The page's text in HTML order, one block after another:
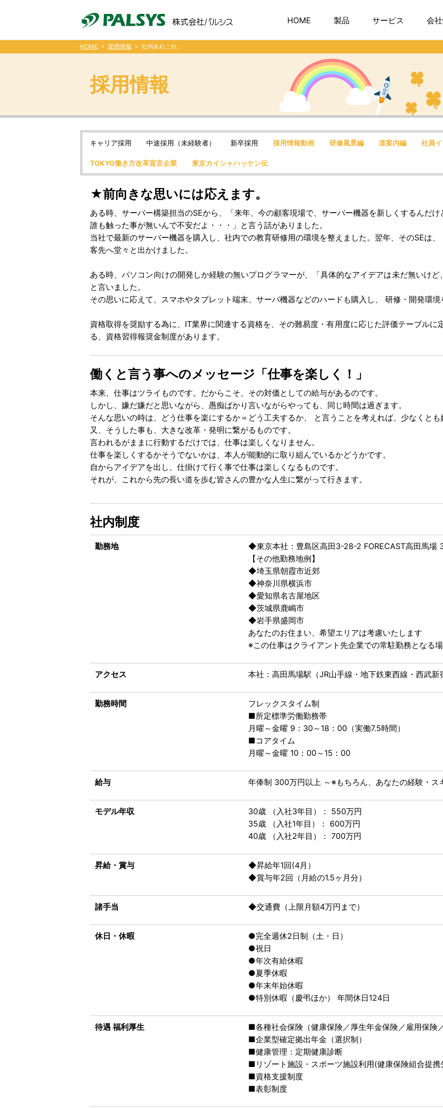
HOME 製品 サービス 会
HOME > 採用情報 > 社内あれこれ
採用情報
キャリア採用 中途採用（未経験者） 新卒採用 採用情報動画 研修風景編 道案内編 社員
TOKYO働き方改革宣言企業 東京カイシャハッケン伝
★前向きな思いには応えます。
ある時、サーバー構築担当のSEから、「来年、今の顧客現場で、サーバー機器を新しくするんだ
誰も触った事が無いんで不安だよ・・・」と言う話がありました。
当社で最新のサーバー機器を購入し、社内での教育研修用の環境を整えました。翌年、そのSEは
客先へ堂々と出かけました。
ある時、パソコン向けの開発しか経験の無いプログラマーが、「具体的なアイデアは未だ無いけど
と言いました。
その思いに応えて、スマホやタブレット端末、サーバ機器などのハードも購入し、 研修・開発環境
資格取得を奨励する為に、IT業界に関連する資格を、その難易度・有用度に応じた評価テーブルに
る、資格習得報奨金制度があります。
働くと言う事へのメッセージ「仕事を楽しく！」
本来、仕事はツライものです。だからこそ、その対価としての給与があるのです。
しかし、嫌だ嫌だと思いながら、愚痴ばかり言いながらやっても、同じ時間は過ぎます。
そんな思いの時は、どう仕事を楽にするか＝どう工夫するか、 と言うことを考えれば、少なくとも
又、そうした事も、大きな改革・発明に繋がるものです。
言われるがままに行動するだけでは、仕事は楽しくなりません。
仕事を楽しくするかそうでないかは、本人が能動的に取り組んでいるかどうかです。
自からアイデアを出し、仕掛けて行く事で仕事は楽しくなるものです。
それが、これから先の長い道を歩む皆さんの豊かな人生に繋がって行きます。
社内制度
勤務地
◆東京本社：豊島区高田3-28-2 FORECAST高田馬場
【その他勤務地例】
◆埼玉県朝霞市近郊
◆神奈川県横浜市
◆愛知県名古屋地区
◆茨城県鹿嶋市
◆岩手県盛岡市
あなたのお住まい、希望エリアは考慮いたします
※この仕事はクライアント先企業での常駐勤務となる場
アクセス 本社：高田馬場駅（JR山手線・地下鉄東西線・西武新
勤務時間
フレックスタイム制
■所定標準労働勤務帯
月曜～金曜 9：30～18：00（実働7.5時間）
■コアタイム
月曜～金曜 10：00～15：00
給与 年俸制 300万円以上 ～※もちろん、あなたの経験・ス
モデル年収
30歳 （入社3年目）： 550万円
35歳 （入社1年目）： 600万円
40歳 （入社2年目）： 700万円
昇給・賞与
◆昇給年1回(4月）
◆賞与年2回（月給の1.5ヶ月分）
諸手当 ◆交通費（上限月額4万円まで）
休日・休暇
●完全週休2日制（土・日）
●祝日
●年次有給休暇
●夏季休暇
●年末年始休暇
●特別休暇（慶弔ほか） 年間休日124日
待遇 福利厚生
■各種社会保険（健康保険／厚生年金保険／雇用保険
■企業型確定拠出年金（選択制）
■健康管理：定期健康診断
■リゾート施設・スポーツ施設利用(健康保険組合提携
■資格支援制度
■表彰制度